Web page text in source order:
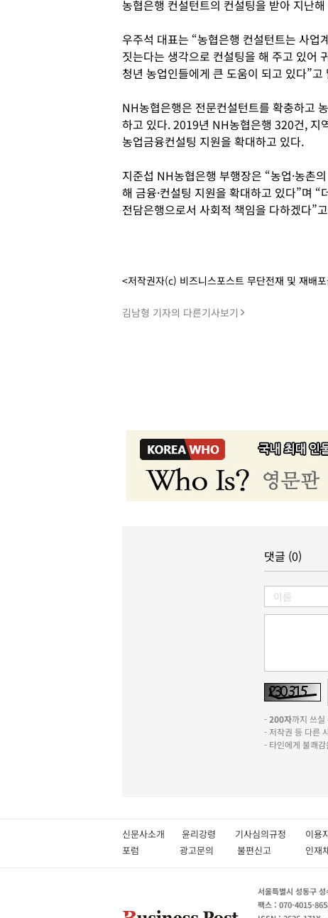
농협은행 컨설턴트의 컨설팅을 받아 지난
우주석 대표는 “농협은행 컨설턴트는 사업
짓는다는 생각으로 컨설팅을 해 주고 있어
청년 농업인들에게 큰 도움이 되고 있다”고
NH농협은행은 전문컨설턴트를 확충하고
하고 있다. 2019년 NH농협은행 320건, 지
농업금융컨설팅 지원을 확대하고 있다.
지준섭 NH농협은행 부행장은 “농업·농촌
해 금융·컨설팅 지원을 확대하고 있다”며
전담은행으로서 사회적 책임을 다하겠다”
<저작권자(c) 비즈니스포스트 무단전재 및 재배
김남형 기자의 다른기사보기
댓글 (0)
-200자까지 쓰
- 저작권 등 다른
- 타인에게 불쾌
신문사소개 윤리강령 기사심의규정 이
포럼
광고문의 불편신고 인
서울특별시 성동구
팩스 : 070-4015-